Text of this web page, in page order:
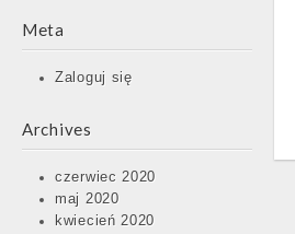
Meta
Zaloguj się
Archives
czerwiec 2020
maj 2020
kwiecień 2020